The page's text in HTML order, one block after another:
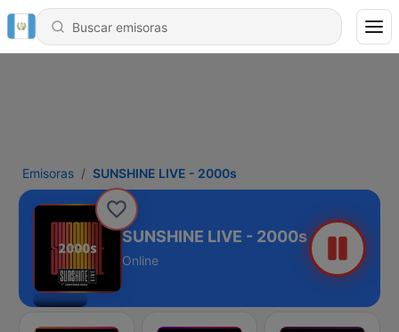
Emisoras SUNSHINE LIVE - 2000s
SUNSHINE LIVE - 2000s
Online